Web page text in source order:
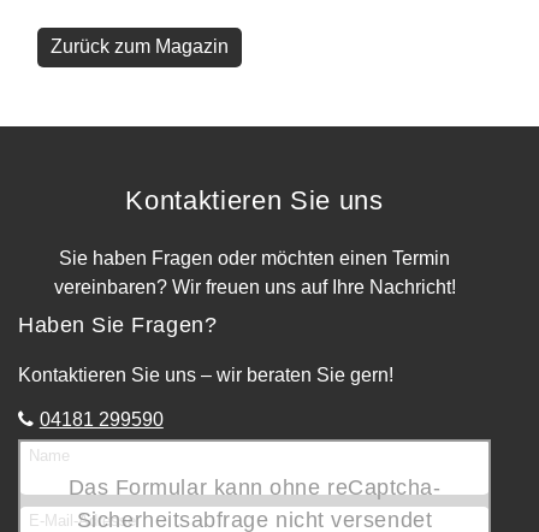
Zurück zum Magazin
Kontaktieren Sie uns
Sie haben Fragen oder möchten einen Termin
vereinbaren? Wir freuen uns auf Ihre Nachricht!
Haben Sie Fragen?
Kontaktieren Sie uns – wir beraten Sie gern!
04181 299590
Name
E-Mail-Adresse
Das Formular kann ohne reCaptcha-
Sicherheitsabfrage nicht versendet